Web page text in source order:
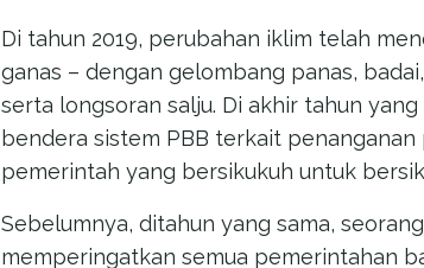
Di tahun 2019, perubahan iklim telah
ganas – dengan gelombang panas,
serta longsoran salju. Di akhir tahun
bendera sistem PBB terkait
pemerintah yang bersikukuh untuk
Sebelumnya, ditahun yang sama,
memperingatkan semua pemerintahan